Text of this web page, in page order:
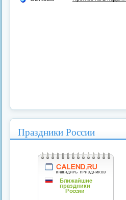
Праздники России